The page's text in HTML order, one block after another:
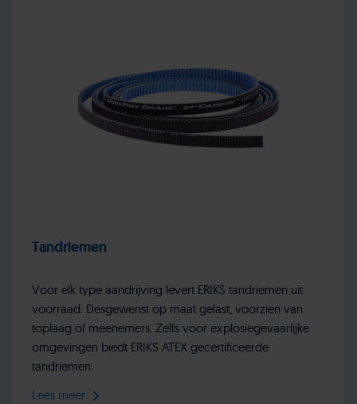
Tandriemen
Voor elk type aandrijving levert ERIKS tandriemen uit
voorraad. Desgewenst op maat gelast, voorzien van
toplaag of meenemers. Zelfs voor explosiegevaarlijke
omgevingen biedt ERIKS ATEX gecertificeerde
tandriemen.
Lees meer